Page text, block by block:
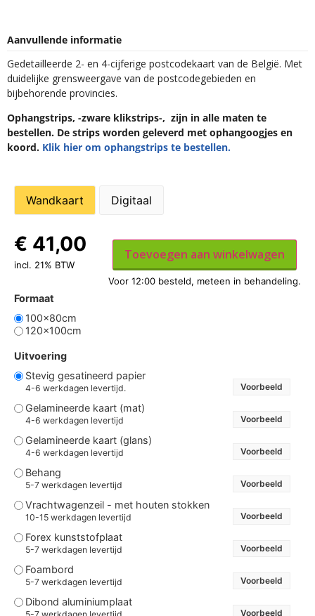
Aanvullende informatie
Gedetailleerde 2- en 4-cijferige postcodekaart van de België. Met
duidelijke grensweergave van de postcodegebieden en
bijbehorende provincies.
Ophangstrips, -zware klikstrips-, zijn in alle maten te
bestellen. De strips worden geleverd met ophangoogjes en
koord. Klik hier om ophangstrips te bestellen.
Wandkaart Digitaal
Formaat
100x80cm
120x100cm
Uitvoering
Stevig gesatineerd papier
4-6 werkdagen levertijd. Voorbeeld
Gelamineerde kaart (mat)
4-6 werkdagen levertijd Voorbeeld
Gelamineerde kaart (glans)
4-6 werkdagen levertijd Voorbeeld
Behang
5-7 werkdagen levertijd Voorbeeld
Vrachtwagenzeil - met houten stokken
10-15 werkdagen levertijd Voorbeeld
Forex kunststofplaat
5-7 werkdagen levertijd Voorbeeld
Foambord
5-7 werkdagen levertijd Voorbeeld
Dibond aluminiumplaat
Voorbeeld
€ 41,00
incl. 21% BTW
Toevoegen aan winkelwagen